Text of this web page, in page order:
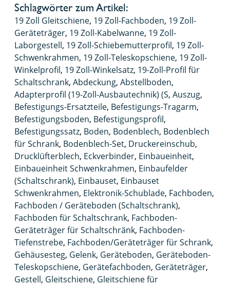
Schlagwörter zum Artikel:
19 Zoll Gleitschiene, 19 Zoll-Fachboden, 19 Zoll-
Geräteträger, 19 Zoll-Kabelwanne, 19 Zoll-
Laborgestell, 19 Zoll-Schiebemutterprofil, 19 Zoll-
Schwenkrahmen, 19 Zoll-Teleskopschiene, 19 Zoll-
Winkelprofil, 19 Zoll-Winkelsatz, 19-Zoll-Profil für
Schaltschrank, Abdeckung, Abstellboden,
Adapterprofil (19-Zoll-Ausbautechnik) (S, Auszug,
Befestigungs-Ersatzteile, Befestigungs-Tragarm,
Befestigungsboden, Befestigungsprofil,
Befestigungssatz, Boden, Bodenblech, Bodenblech
für Schrank, Bodenblech-Set, Druckereinschub,
Drucklüfterblech, Eckverbinder, Einbaueinheit,
Einbaueinheit Schwenkrahmen, Einbaufelder
(Schaltschrank), Einbauset, Einbauset
Schwenkrahmen, Elektronik-Schublade, Fachboden,
Fachboden / Geräteboden (Schaltschrank),
Fachboden für Schaltschrank, Fachboden-
Geräteträger für Schaltschränk, Fachboden-
Tiefenstrebe, Fachboden/Geräteträger für Schrank,
Gehäusesteg, Gelenk, Geräteboden, Geräteboden-
Teleskopschiene, Gerätefachboden, Geräteträger,
Gestell, Gleitschiene, Gleitschiene für